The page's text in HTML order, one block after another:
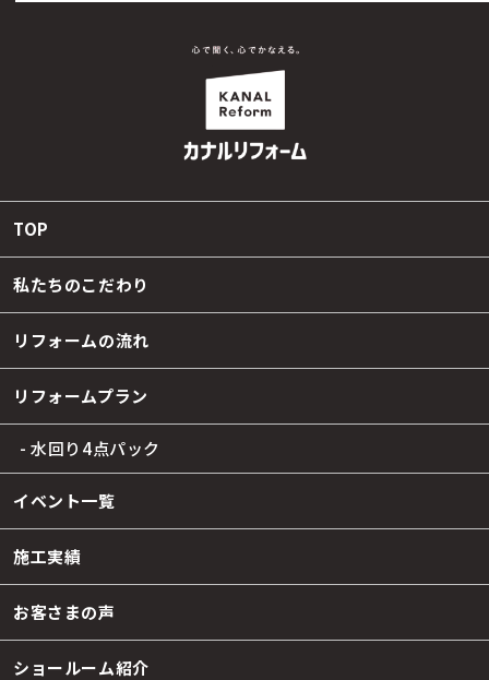
TOP
私たちのこだわり
リフォームの流れ
リフォームプラン
- 水回り4点パック
イベント一覧
施工実績
お客さまの声
ショールーム紹介